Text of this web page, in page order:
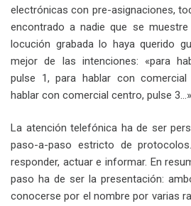
electrónicas con pre-asignaciones,
encontrado a nadie que se
locución grabada lo haya querido
mejor de las intenciones: «para
pulse 1, para hablar con
hablar con comercial centro, pulse 3…».
La atención telefónica ha de ser
paso-a-paso estricto de
responder, actuar e informar. En
paso ha de ser la presentación:
conocerse por el nombre por varias